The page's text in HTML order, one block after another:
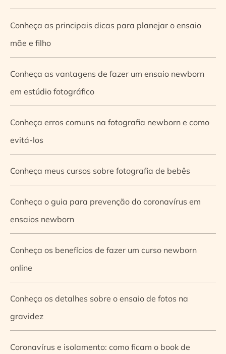
Conheça as principais dicas para planejar o ensaio
mãe e filho
Conheça as vantagens de fazer um ensaio newborn
em estúdio fotográfico
Conheça erros comuns na fotografia newborn e como
evitá-los
Conheça meus cursos sobre fotografia de bebês
Conheça o guia para prevenção do coronavírus em
ensaios newborn
Conheça os benefícios de fazer um curso newborn
online
Conheça os detalhes sobre o ensaio de fotos na
gravidez
Coronavírus e isolamento: como ficam o book de